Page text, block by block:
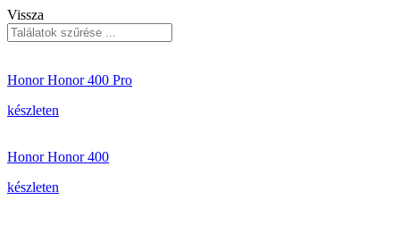
Vissza
Honor Honor 400 Pro
készleten
Honor Honor 400
készleten